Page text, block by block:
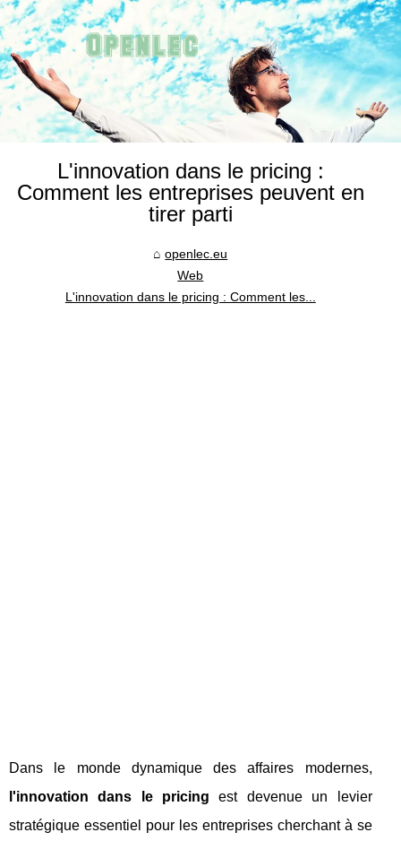
L'innovation dans le pricing :
Comment les entreprises peuvent en
tirer parti
openlec.eu
Web
L'innovation dans le pricing : Comment les...
Dans le monde dynamique des affaires modernes,
l'innovation dans le pricing est devenue un levier
stratégique essentiel pour les entreprises cherchant à se